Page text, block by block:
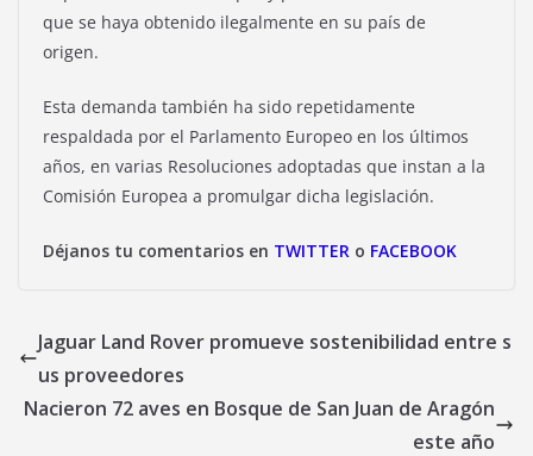
que se haya obtenido ilegalmente en su país de
origen.
Esta demanda también ha sido repetidamente
respaldada por el Parlamento Europeo en los últimos
años, en varias Resoluciones adoptadas que instan a la
Comisión Europea a promulgar dicha legislación.
Déjanos tu comentarios en TWITTER o FACEBOOK
Jaguar Land Rover promueve sostenibilidad entre s
us proveedores
Nacieron 72 aves en Bosque de San Juan de Aragón
este año